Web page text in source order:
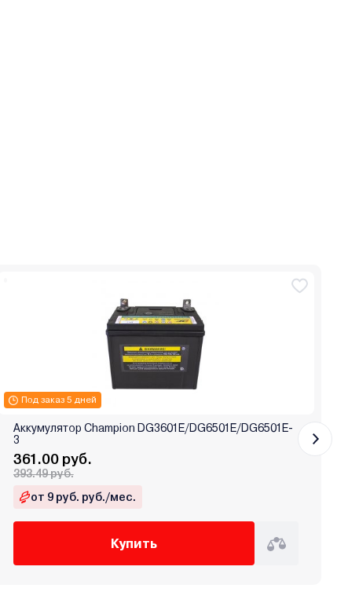
Под заказ 5 дней
Аккумулятор Champion DG3601E/DG6501E/DG6501E-
3
361.00 руб.
393.49 руб.
от 9 руб. руб./мес.
Купить